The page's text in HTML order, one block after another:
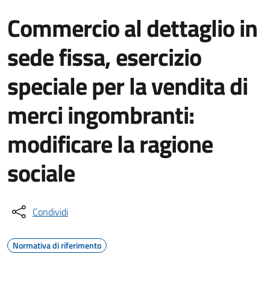
Commercio al dettaglio in
sede fissa, esercizio
speciale per la vendita di
merci ingombranti:
modificare la ragione
sociale
Condividi
Normativa di riferimento